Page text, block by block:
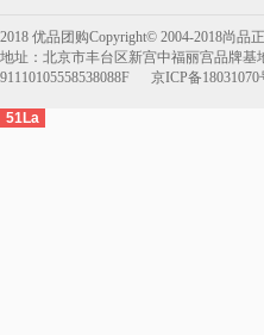
2018 优品团购Copyright© 2004-2018尚品
地址：北京市丰台区新宫中福丽宫品牌
91110105558538088F 京ICP备18031070
51La